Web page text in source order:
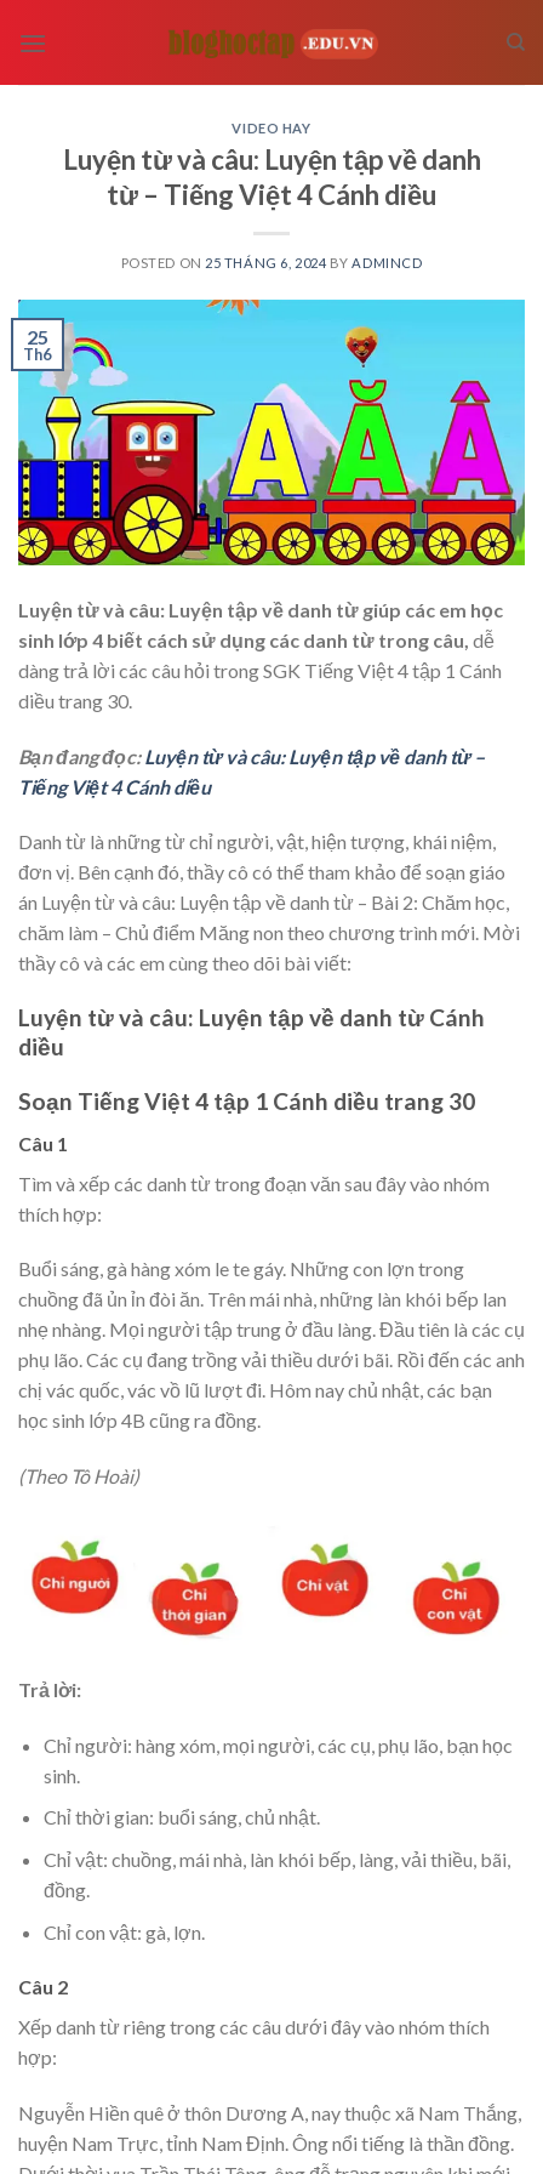
VIDEO HAY
Luyện từ và câu: Luyện tập về danh
từ – Tiếng Việt 4 Cánh diều
POSTED ON 25 THÁNG 6, 2024 BY ADMINCD
25
Th6
Luyện từ và câu: Luyện tập về danh từ giúp các em học
sinh lớp 4 biết cách sử dụng các danh từ trong câu, dễ
dàng trả lời các câu hỏi trong SGK Tiếng Việt 4 tập 1 Cánh
diều trang 30.
Bạn đang đọc:Luyện từ và câu: Luyện tập về danh từ –
Tiếng Việt 4 Cánh diều
Danh từ là những từ chỉ người, vật, hiện tượng, khái niệm,
đơn vị. Bên cạnh đó, thầy cô có thể tham khảo để soạn giáo
án Luyện từ và câu: Luyện tập về danh từ – Bài 2: Chăm học,
chăm làm – Chủ điểm Măng non theo chương trình mới. Mời
thầy cô và các em cùng theo dõi bài viết:
Luyện từ và câu: Luyện tập về danh từ Cánh
diều
Soạn Tiếng Việt 4 tập 1 Cánh diều trang 30
Câu 1
Tìm và xếp các danh từ trong đoạn văn sau đây vào nhóm
thích hợp:
Buổi sáng, gà hàng xóm le te gáy. Những con lợn trong
chuồng đã ủn ỉn đòi ăn. Trên mái nhà, những làn khói bếp lan
nhẹ nhàng. Mọi người tập trung ở đầu làng. Đầu tiên là các cụ
phụ lão. Các cụ đang trồng vải thiều dưới bãi. Rồi đến các anh
chị vác quốc, vác vồ lũ lượt đi. Hôm nay chủ nhật, các bạn
học sinh lớp 4B cũng ra đồng.
(Theo Tô Hoài)
Trả lời:
Chỉ người: hàng xóm, mọi người, các cụ, phụ lão, bạn học
sinh.
Chỉ thời gian: buổi sáng, chủ nhật.
Chỉ vật: chuồng, mái nhà, làn khói bếp, làng, vải thiều, bãi,
đồng.
Chỉ con vật: gà, lợn.
Câu 2
Xếp danh từ riêng trong các câu dưới đây vào nhóm thích
hợp:
Nguyễn Hiền quê ở thôn Dương A, nay thuộc xã Nam Thắng,
huyện Nam Trực, tỉnh Nam Định. Ông nổi tiếng là thần đồng.